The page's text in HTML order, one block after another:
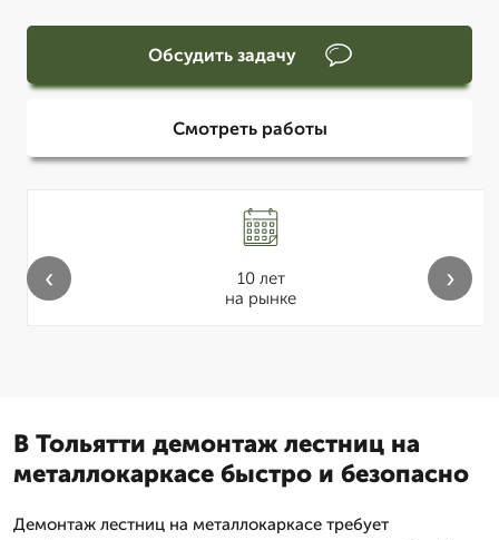
Обсудить задачу
Смотреть работы
10 лет
на рынке
‹ ›
В Тольятти демонтаж лестниц на
металлокаркасе быстро и безопасно
Демонтаж лестниц на металлокаркасе требует